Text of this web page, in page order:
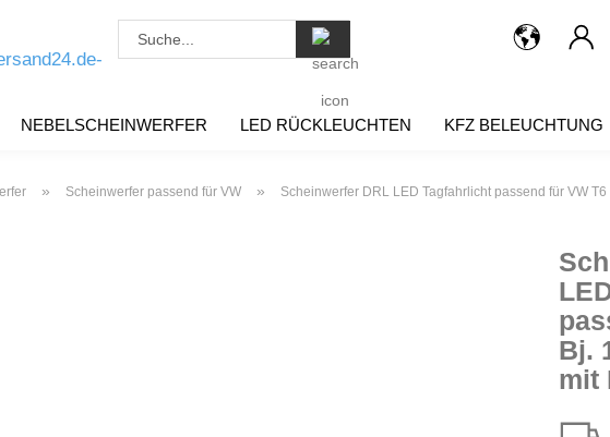
NEBELSCHEINWERFER LED RÜCKLEUCHTEN KFZ BELEUCHTUNG
» Scheinwerfer passend für VW » Scheinwerfer DRL LED Tagfahrlicht passend für VW
Bj.
mit